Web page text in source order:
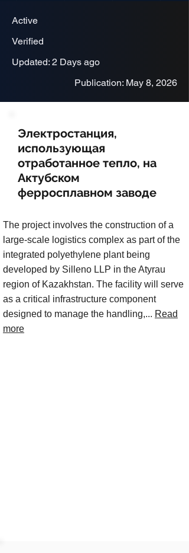
Active
Verified
Updated: 2 Days ago
Publication: May 8, 2026
Электростанция,
использующая
отработанное тепло, на
Актубском
ферросплавном заводе
The project involves the construction of a
large-scale logistics complex as part of the
integrated polyethylene plant being
developed by Silleno LLP in the Atyrau
region of Kazakhstan. The facility will serve
as a critical infrastructure component
designed to manage the handling,... Read
more